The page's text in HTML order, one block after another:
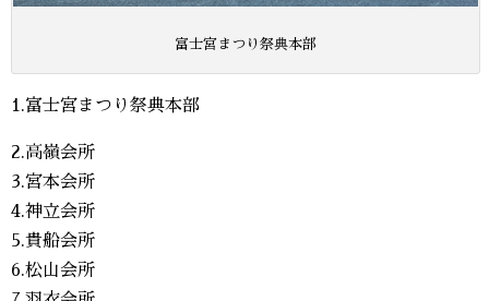
富士宮まつり祭典本部
1.富士宮まつり祭典本部
2.高嶺会所
3.宮本会所
4.神立会所
5.貴船会所
6.松山会所